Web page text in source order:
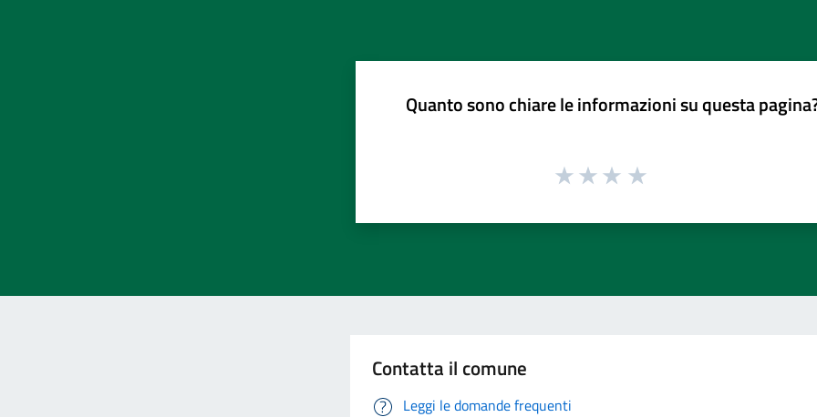
Quanto sono chiare le informazioni su questa
Contatta il comune
Leggi le domande frequenti